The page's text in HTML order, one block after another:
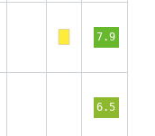
7.9
6.5